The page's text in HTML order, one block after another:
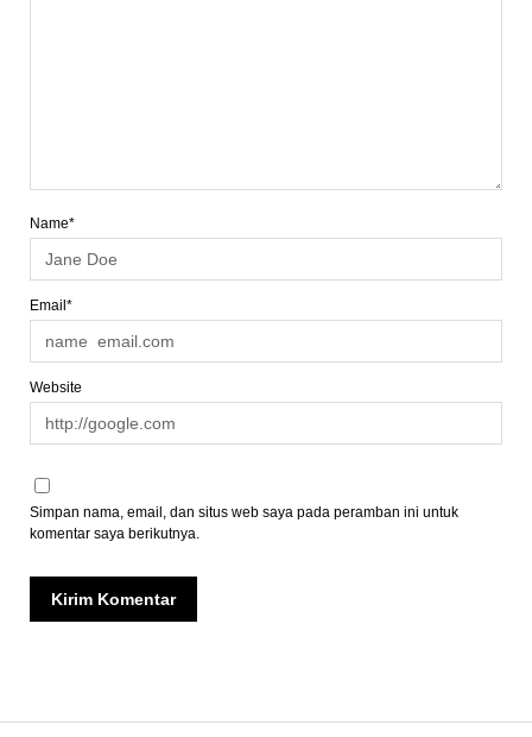
Name*
Email*
Website
Simpan nama, email, dan situs web saya pada peramban ini untuk
komentar saya berikutnya.